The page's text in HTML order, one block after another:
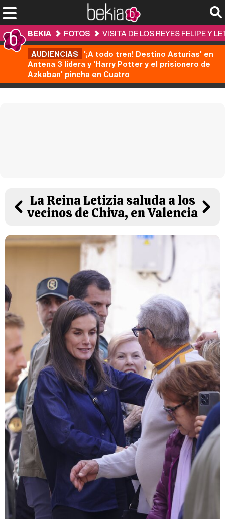
BEKIA FOTOS
VISITA DE LOS REYES FELIPE Y
AUDIENCIAS '¡A todo tren! Destino Asturias' en
Antena 3 lidera y 'Harry Potter y el prisionero de
Azkaban' pincha en Cuatro
La Reina Letizia saluda a los
vecinos de Chiva, en Valencia